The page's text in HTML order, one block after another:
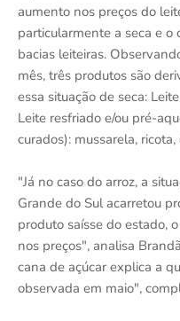
aumento nos preços do
particularmente a seca e o
bacias leiteiras.
mês, três produtos são
essa situação de seca:
Leite resfriado e/ou pré-
curados): mussarela,
"Já no caso do arroz, a
Grande do Sul acarretou
produto saísse do estado,
nos preços", analisa
cana de açúcar explica a
observada em maio",